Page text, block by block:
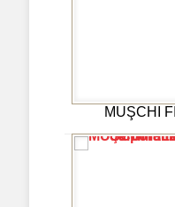
MUŞCHI